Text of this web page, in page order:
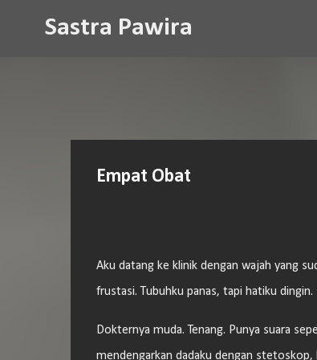
Sastra Pawira
Empat Obat
Aku datang ke klinik dengan wajah yang
frustasi. Tubuhku panas, tapi hatiku
Dokternya muda. Tenang. Punya suara
mendengarkan dadaku dengan stetoskop,